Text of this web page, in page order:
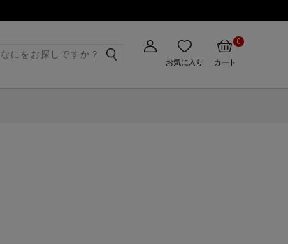
お気に入り カート
0